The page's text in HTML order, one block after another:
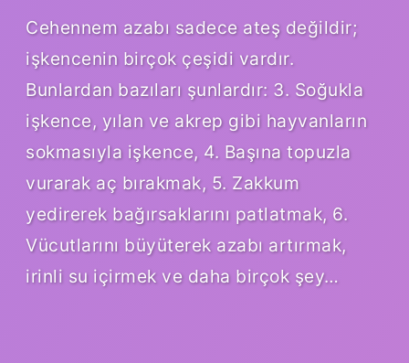
Cehennem azabı sadece ateş değildir;
işkencenin birçok çeşidi vardır.
Bunlardan bazıları şunlardır: 3. Soğukla ​​
işkence, yılan ve akrep gibi hayvanların
sokmasıyla işkence, 4. Başına topuzla
vurarak aç bırakmak, 5. Zakkum
yedirerek bağırsaklarını patlatmak, 6.
Vücutlarını büyüterek azabı artırmak,
irinli su içirmek ve daha birçok şey…